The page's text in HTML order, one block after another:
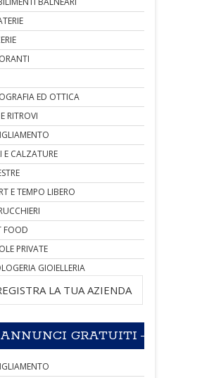
ED OTTICA
RITROVI
E CALZATURE
E TEMPO LIBERO
FOOD
PRIVATE
GIOIELLERIA
LA TUA AZIENDA
ANNUNCI GRATUITI